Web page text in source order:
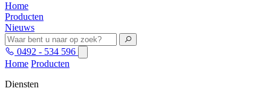
Home
Producten
Nieuws
0492 - 534 596
Home Producten
Diensten